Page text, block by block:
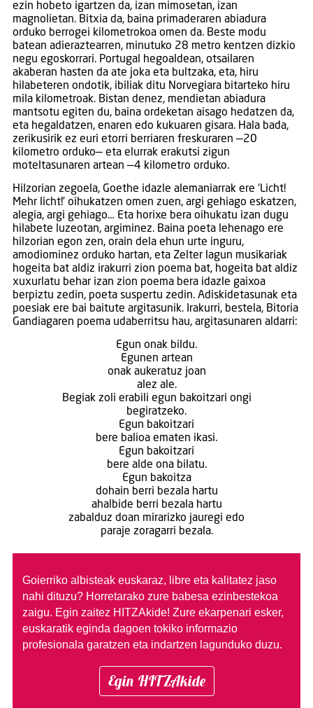
ezin hobeto igartzen da, izan mimosetan, izan
magnolietan. Bitxia da, baina primaderaren abiadura
orduko berrogei kilometrokoa omen da. Beste modu
batean adieraztearren, minutuko 28 metro kentzen dizkio
negu egoskorrari. Portugal hegoaldean, otsailaren
akaberan hasten da ate joka eta bultzaka, eta, hiru
hilabeteren ondotik, ibiliak ditu Norvegiara bitarteko hiru
mila kilometroak. Bistan denez, mendietan abiadura
mantsotu egiten du, baina ordeketan aisago hedatzen da,
eta hegaldatzen, enaren edo kukuaren gisara. Hala bada,
zerikusirik ez euri etorri berriaren freskuraren —20
kilometro orduko— eta elurrak erakutsi zigun
moteltasunaren artean —4 kilometro orduko.
Hilzorian zegoela, Goethe idazle alemaniarrak ere ‘Licht!
Mehr licht!’ oihukatzen omen zuen, argi gehiago eskatzen,
alegia, argi gehiago… Eta horixe bera oihukatu izan dugu
hilabete luzeotan, argiminez. Baina poeta lehenago ere
hilzorian egon zen, orain dela ehun urte inguru,
amodiominez orduko hartan, eta Zelter lagun musikariak
hogeita bat aldiz irakurri zion poema bat, hogeita bat aldiz
xuxurlatu behar izan zion poema bera idazle gaixoa
berpiztu zedin, poeta suspertu zedin. Adiskidetasunak eta
poesiak ere bai baitute argitasunik. Irakurri, bestela, Bitoria
Gandiagaren poema udaberritsu hau, argitasunaren aldarri:
Egun onak bildu.
Egunen artean
onak aukeratuz joan
alez ale.
Begiak zoli erabili egun bakoitzari ongi
begiratzeko.
Egun bakoitzari
bere balioa ematen ikasi.
Egun bakoitzari
bere alde ona bilatu.
Egun bakoitza
dohain berri bezala hartu
ahalbide berri bezala hartu
zabalduz doan mirarizko jauregi edo
paraje zoragarri bezala.
Goierriko albisteak euskaraz, libre eta kalitatez jaso
nahi dituzu? Horretarako zure babesa ezinbestekoa
zaigu. Egin zaitez HITZAkide! Zure ekarpenari esker,
euskaratik eginda dagoen tokiko informazio
profesionala garatzen eta indartzen lagunduko duzu.
Egin HITZAkide